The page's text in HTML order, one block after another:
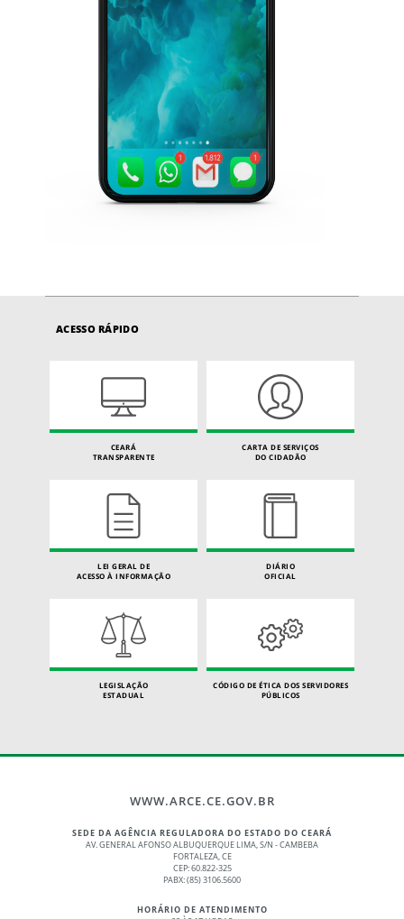
ACESSO RÁPIDO
CEARÁ
TRANSPARENTE
CARTA DE SERVIÇOS
DO CIDADÃO
LEI GERAL DE
ACESSO À INFORMAÇÃO
DIÁRIO
OFICIAL
LEGISLAÇÃO
ESTADUAL
CÓDIGO DE ÉTICA DOS SERVIDORES
PÚBLICOS
WWW.ARCE.CE.GOV.BR
SEDE DA AGÊNCIA REGULADORA DO ESTADO DO CEARÁ
AV. GENERAL AFONSO ALBUQUERQUE LIMA, S/N - CAMBEBA
FORTALEZA, CE
CEP: 60.822-325
PABX: (85) 3106.5600
HORÁRIO DE ATENDIMENTO